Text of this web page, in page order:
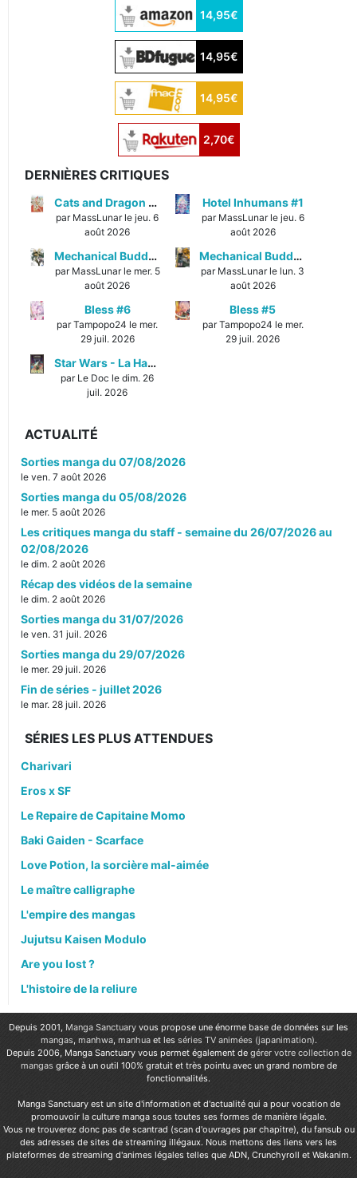
14,95€
14,95€
14,95€
2,70€
DERNIÈRES CRITIQUES
Cats and Dragon #3
par MassLunar le jeu. 6
août 2026
Hotel Inhumans #1
par MassLunar le jeu. 6
août 2026
Mechanical Buddy Universe #1
par MassLunar le mer. 5
août 2026
Mechanical Buddy Universe #0
par MassLunar le lun. 3
août 2026
Bless #6
par Tampopo24 le mer.
29 juil. 2026
Bless #5
par Tampopo24 le mer.
29 juil. 2026
Star Wars - La Haute République - Un équilibre fragile
par Le Doc le dim. 26
juil. 2026
ACTUALITÉ
Sorties manga du 07/08/2026
le ven. 7 août 2026
Sorties manga du 05/08/2026
le mer. 5 août 2026
Les critiques manga du staff - semaine du 26/07/2026 au
02/08/2026
le dim. 2 août 2026
Récap des vidéos de la semaine
le dim. 2 août 2026
Sorties manga du 31/07/2026
le ven. 31 juil. 2026
Sorties manga du 29/07/2026
le mer. 29 juil. 2026
Fin de séries - juillet 2026
le mar. 28 juil. 2026
SÉRIES LES PLUS ATTENDUES
Charivari
Eros x SF
Le Repaire de Capitaine Momo
Baki Gaiden - Scarface
Love Potion, la sorcière mal-aimée
Le maître calligraphe
L'empire des mangas
Jujutsu Kaisen Modulo
Are you lost ?
L'histoire de la reliure
Depuis 2001, Manga Sanctuary vous propose une énorme base de données sur les
mangas, manhwa, manhuaet les séries TV animées (japanimation).
Depuis 2006, Manga Sanctuary vous permet également de gérer votre collection de
mangas grâce à un outil 100% gratuit et très pointu avec un grand nombre de
fonctionnalités.
Manga Sanctuary est un site d'information et d'actualité qui a pour vocation de
promouvoir la culture manga sous toutes ses formes de manière légale.
Vous ne trouverez donc pas de scantrad (scan d'ouvrages par chapitre), du fansub ou
des adresses de sites de streaming illégaux. Nous mettons des liens vers les
plateformes de streaming d'animes légales telles que ADN, Crunchyroll et Wakanim.